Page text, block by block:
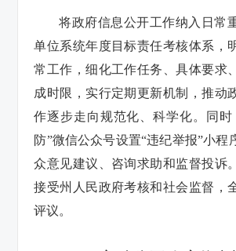
将政府信息公开工作纳入日常
单位系统年度目标责任考核体系，
常工作，细化工作任务、具体要求
成时限，实行定期更新机制，推动
作逐步走向规范化、科学化。同时
防”微信公众号设置“违纪举报”小程
众意见建议、咨询求助和监督投诉
接受州人民政府考核和社会监督，
评议。